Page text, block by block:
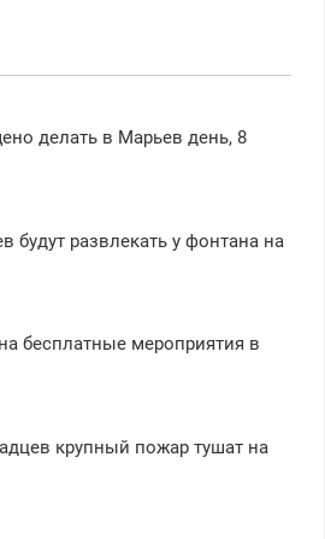
делать в Марьев день, 8
будут развлекать у фонтана на
бесплатные мероприятия в
крупный пожар тушат на